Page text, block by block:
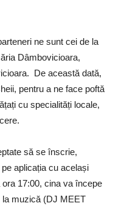
ne sunt cei de la
Dâmbovicioara,
De această dată,
pentru a ne face poftă
cu specialități locale,
să se înscrie,
aplicația cu același
17:00, cina va începe
la muzică (DJ MEET